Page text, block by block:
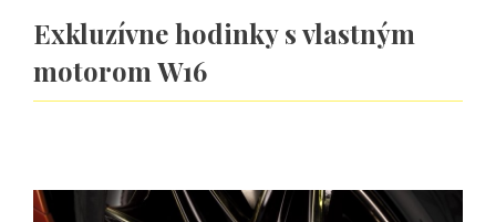
Exkluzívne hodinky s vlastným
motorom W16